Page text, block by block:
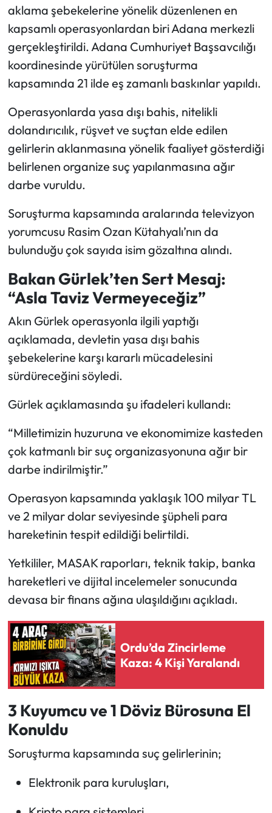
aklama şebekelerine yönelik düzenlenen en
kapsamlı operasyonlardan biri Adana merkezli
gerçekleştirildi. Adana Cumhuriyet Başsavcılığı
koordinesinde yürütülen soruşturma
kapsamında 21 ilde eş zamanlı baskınlar yapıldı.
Operasyonlarda yasa dışı bahis, nitelikli
dolandırıcılık, rüşvet ve suçtan elde edilen
gelirlerin aklanmasına yönelik faaliyet gösterdiği
belirlenen organize suç yapılanmasına ağır
darbe vuruldu.
Soruşturma kapsamında aralarında televizyon
yorumcusu Rasim Ozan Kütahyalı’nın da
bulunduğu çok sayıda isim gözaltına alındı.
Bakan Gürlek’ten Sert Mesaj:
“Asla Taviz Vermeyeceğiz”
Akın Gürlek operasyonla ilgili yaptığı
açıklamada, devletin yasa dışı bahis
şebekelerine karşı kararlı mücadelesini
sürdüreceğini söyledi.
Gürlek açıklamasında şu ifadeleri kullandı:
“Milletimizin huzuruna ve ekonomimize kasteden
çok katmanlı bir suç organizasyonuna ağır bir
darbe indirilmiştir.”
Operasyon kapsamında yaklaşık 100 milyar TL
ve 2 milyar dolar seviyesinde şüpheli para
hareketinin tespit edildiği belirtildi.
Yetkililer, MASAK raporları, teknik takip, banka
hareketleri ve dijital incelemeler sonucunda
devasa bir finans ağına ulaşıldığını açıkladı.
Ordu’da Zincirleme
Kaza: 4 Kişi Yaralandı
3 Kuyumcu ve 1 Döviz Bürosuna El
Konuldu
Soruşturma kapsamında suç gelirlerinin;
Elektronik para kuruluşları,
Ekonomi
Sağlık
Turizm
Teknoloji